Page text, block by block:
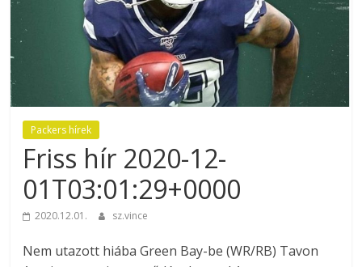
Packers hírek
Friss hír 2020-12-
01T03:01:29+0000
2020.12.01. sz.vince
Nem utazott hiába Green Bay-be (WR/RB) Tavon